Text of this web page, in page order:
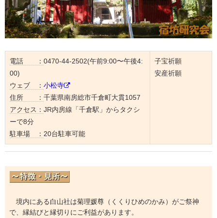
電話 ： 0470-44-2502(午前9:00〜午後4:
00)
ウェブ ： 小松寺
住所 ： 千葉県南房総市千倉町大貫1057
アクセス： JR内房線「千倉駅」からタクシ
ーで8分
駐車場 ： 20台駐車可能
子宝祈願
安産祈願
境内にある白山社は菊理媛尊（くくりひめのかみ）がご祭神
で、縁結びと縁切りにご利益があります。